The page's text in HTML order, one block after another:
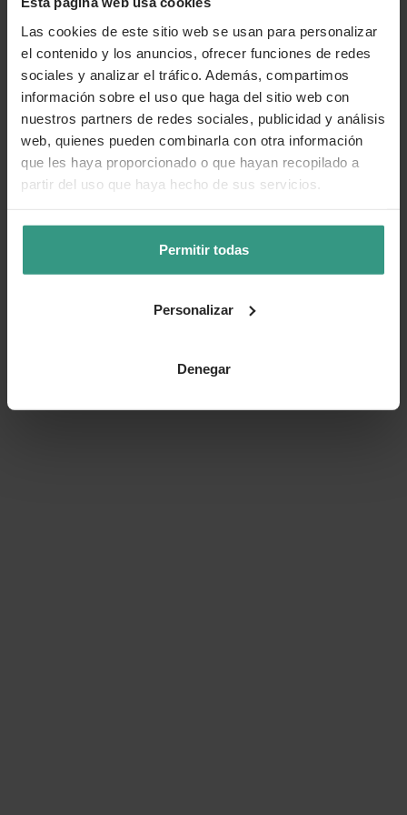
Las cookies de este sitio web se usan para personalizar
el contenido y los anuncios, ofrecer funciones de redes
sociales y analizar el tráfico. Además, compartimos
información sobre el uso que haga del sitio web con
nuestros partners de redes sociales, publicidad y análisis
web, quienes pueden combinarla con otra información
que les haya proporcionado o que hayan recopilado a
partir del uso que haya hecho de sus servicios.
Permitir todas
Personalizar
Denegar
Más información
Categorías
Número de artículo: 11260692
👍 Sí 😐 Más o menos 👎 No